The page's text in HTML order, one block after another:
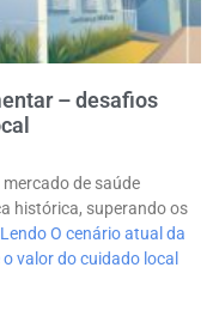
– desafios
de saúde
histórica, superando os
O cenário atual da
valor do cuidado local